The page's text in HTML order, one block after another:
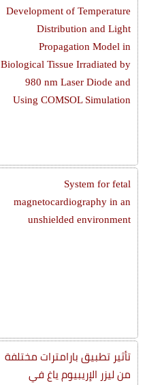
Development of Temperature
Distribution and Light
Propagation Model in
Biological Tissue Irradiated by
980 nm Laser Diode and
Using COMSOL Simulation
System for fetal
magnetocardiography in an
unshielded environment
تأثير تطبيق بارامترات مختلفة
من ليزر الإريبيوم ياغ في